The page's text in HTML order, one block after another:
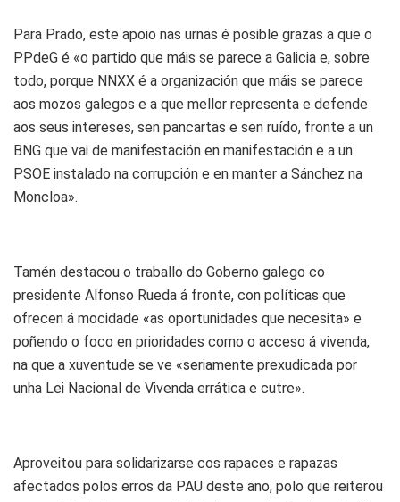
Para Prado, este apoio nas urnas é posible grazas a que o
PPdeG é «o partido que máis se parece a Galicia e, sobre
todo, porque NNXX é a organización que máis se parece
aos mozos galegos e a que mellor representa e defende
aos seus intereses, sen pancartas e sen ruído, fronte a un
BNG que vai de manifestación en manifestación e a un
PSOE instalado na corrupción e en manter a Sánchez na
Moncloa».
Tamén destacou o traballo do Goberno galego co
presidente Alfonso Rueda á fronte, con políticas que
ofrecen á mocidade «as oportunidades que necesita» e
poñendo o foco en prioridades como o acceso á vivenda,
na que a xuventude se ve «seriamente prexudicada por
unha Lei Nacional de Vivenda errática e cutre».
Aproveitou para solidarizarse cos rapaces e rapazas
afectados polos erros da PAU deste ano, polo que reiterou